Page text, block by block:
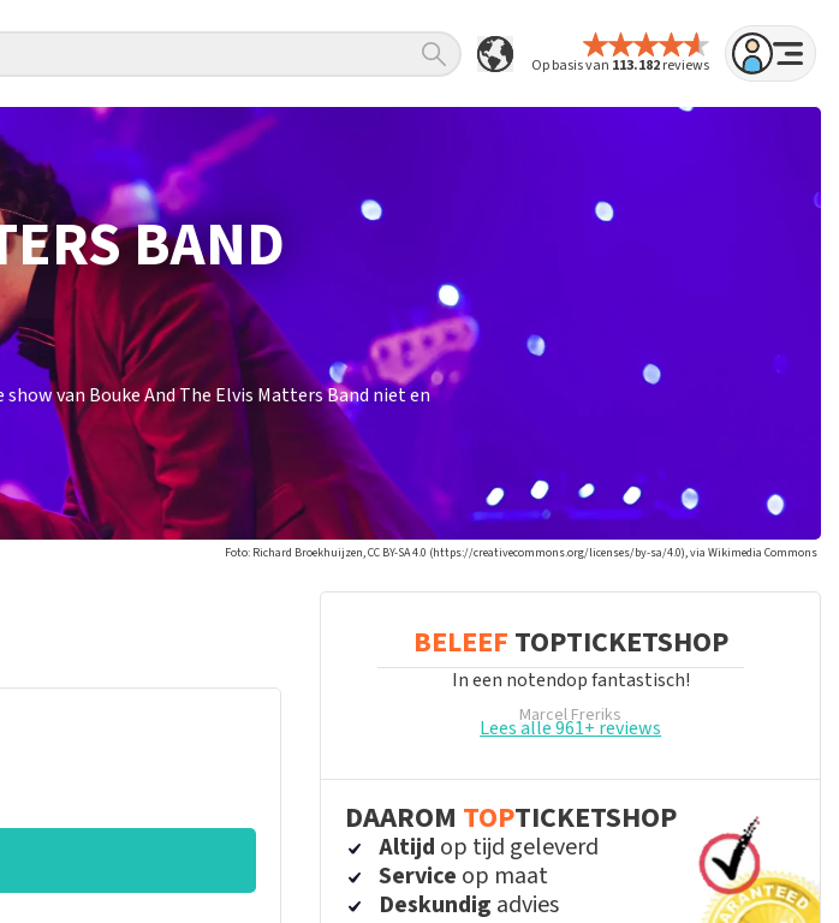
Op basis van 113.182reviews
BAND
van Bouke And The Elvis Matters Band niet en
Foto: Richard Broekhuijzen, CC BY-SA 4.0 (https://creativecommons.org/licenses/by-sa/4.0), via Wikimedia Commons
BELEEF TOPTICKETSHOP
In een notendop fantastisch!
Marcel Freriks
Lees alle 961+ reviews
DAAROM TOPTICKETSHOP
Altijd op tijd geleverd
Service op maat
Deskundig advies